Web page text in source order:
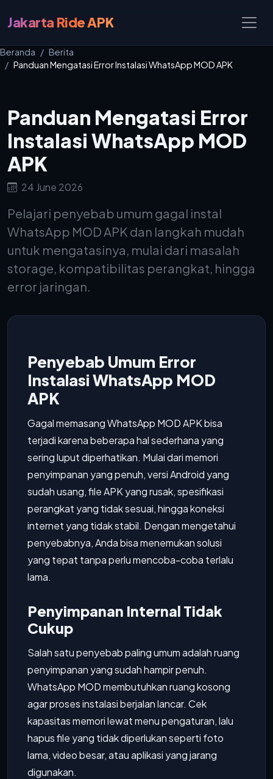
Jakarta Ride APK
Beranda
Berita
Panduan Mengatasi Error Instalasi WhatsApp MOD APK
Panduan Mengatasi Error
Instalasi WhatsApp MOD
APK
24 June 2026
Pelajari penyebab umum gagal instal
WhatsApp MOD APK dan langkah mudah
untuk mengatasinya, mulai dari masalah
storage, kompatibilitas perangkat, hingga
error jaringan.
Penyebab Umum Error
Instalasi WhatsApp MOD
APK
Gagal memasang WhatsApp MOD APK bisa
terjadi karena beberapa hal sederhana yang
sering luput diperhatikan. Mulai dari memori
penyimpanan yang penuh, versi Android yang
sudah usang, file APK yang rusak, spesifikasi
perangkat yang tidak sesuai, hingga koneksi
internet yang tidak stabil. Dengan mengetahui
penyebabnya, Anda bisa menemukan solusi
yang tepat tanpa perlu mencoba-coba terlalu
lama.
Penyimpanan Internal Tidak
Cukup
Salah satu penyebab paling umum adalah ruang
penyimpanan yang sudah hampir penuh.
WhatsApp MOD membutuhkan ruang kosong
agar proses instalasi berjalan lancar. Cek
kapasitas memori lewat menu pengaturan, lalu
hapus file yang tidak diperlukan seperti foto
lama, video besar, atau aplikasi yang jarang
digunakan.